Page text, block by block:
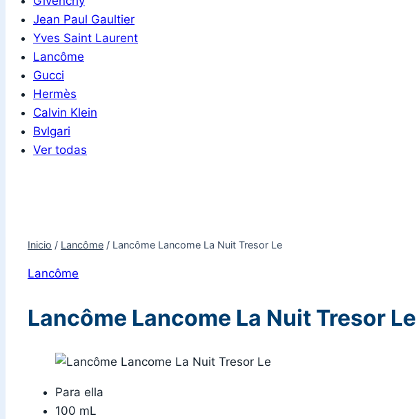
Jean Paul Gaultier
Yves Saint Laurent
Lancôme
Gucci
Hermès
Calvin Klein
Bvlgari
Ver todas
Inicio / Lancôme / Lancôme Lancome La Nuit Tresor Le
Lancôme
Lancôme Lancome La Nuit Tresor Le
Para ella
100 mL